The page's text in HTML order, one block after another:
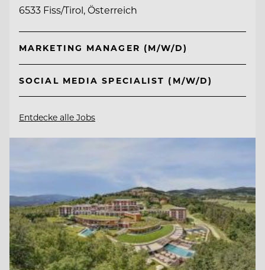
6533 Fiss/Tirol, Österreich
MARKETING MANAGER (M/W/D)
SOCIAL MEDIA SPECIALIST (M/W/D)
Entdecke alle Jobs